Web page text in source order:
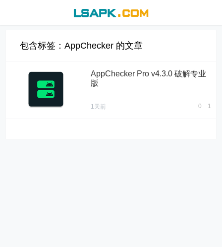
包含标签：AppChecker 的文章
AppChecker Pro v4.3.0 破解专业
版
1天前 0 1